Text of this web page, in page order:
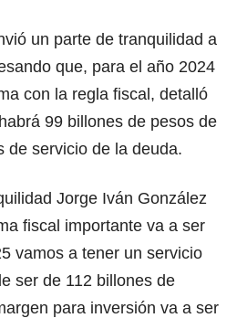
un parte de tranquilidad a
que, para el año 2024
con la regla fiscal, detalló
99 billones de pesos de
de servicio de la deuda.
Jorge Iván González
fiscal importante va a ser
vamos a tener un servicio
ser de 112 billones de
para inversión va a ser